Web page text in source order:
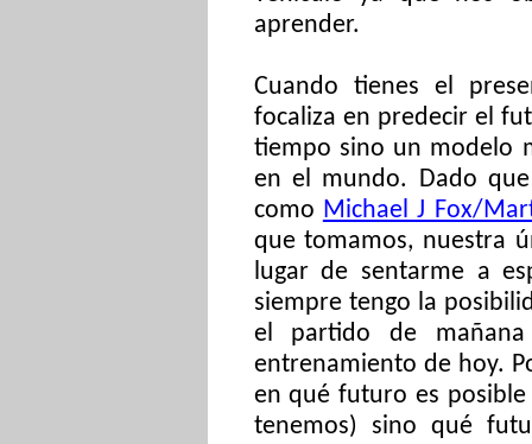
aprender.
Cuando tienes el
focaliza en predecir el
tiempo sino un modelo
en el mundo. Dado
como Michael J Fox/
que tomamos, nuestra
lugar de sentarme a
siempre tengo la
el partido de
entrenamiento de hoy.
en qué futuro es
tenemos) sino qué